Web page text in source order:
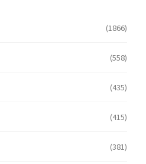
(1866)
(558)
(435)
(415)
(381)